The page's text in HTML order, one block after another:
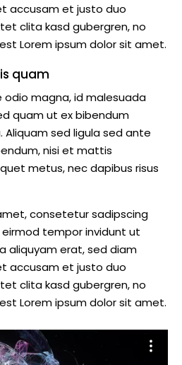
accusam et justo duo
clita kasd gubergren, no
Lorem ipsum dolor sit amet.
quam
magna, id malesuada
quam ut ex bibendum
sed ligula sed ante
nisi et mattis
metus, nec dapibus risus
consetetur sadipscing
tempor invidunt ut
aliquyam erat, sed diam
accusam et justo duo
clita kasd gubergren, no
Lorem ipsum dolor sit amet.